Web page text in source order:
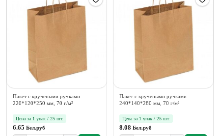
Пакет с кручеными ручками
220*120*250 мм, 70 г/м²
Цена за 1 упак / 25 шт.
6.65 Бел.руб
Пакет с кручеными ручками
240*140*280 мм, 70 г/м²
Цена за 1 упак / 25 шт.
8.08 Бел.руб